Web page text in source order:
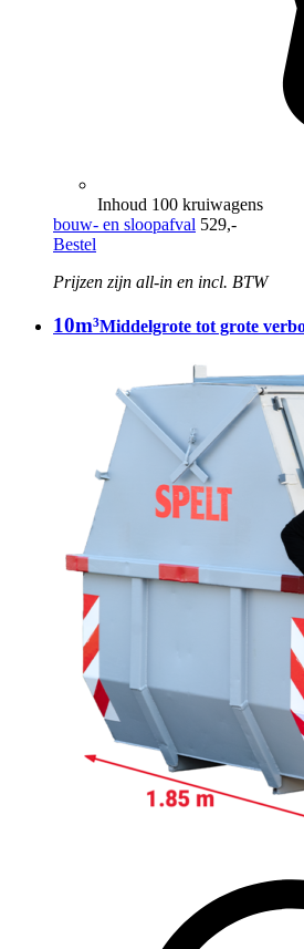
Inhoud 100 kruiwagens
bouw- en sloopafval 529,-
Bestel
Prijzen zijn all-in en incl. BTW
10m³Middelgrote tot grote